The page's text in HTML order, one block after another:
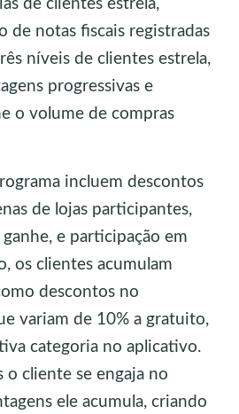
de clientes estrela,
de notas fiscais registradas
níveis de clientes estrela,
progressivas e
o volume de compras
incluem descontos
de lojas participantes,
e participação em
os clientes acumulam
descontos no
variam de 10% a gratuito,
categoria no aplicativo.
o cliente se engaja no
ele acumula, criando